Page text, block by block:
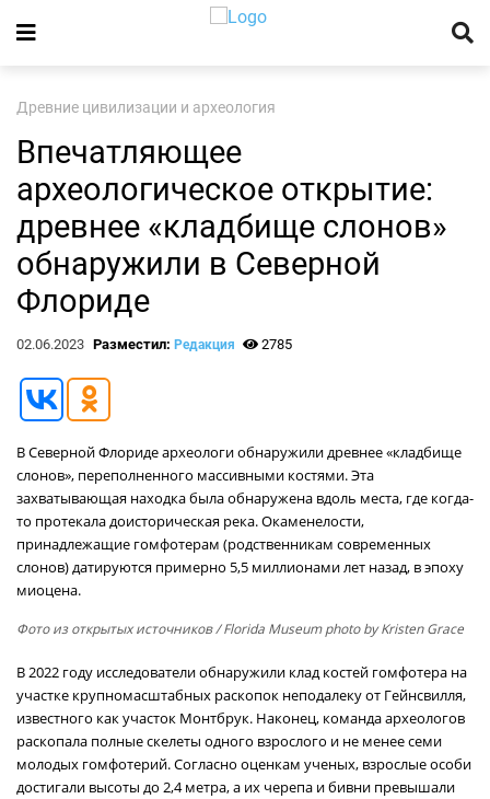
Древние цивилизации и археология
Впечатляющее
археологическое открытие:
древнее «кладбище слонов»
обнаружили в Северной
Флориде
02.06.2023 Разместил: Редакция 2785
В Северной Флориде археологи обнаружили древнее «кладбище
слонов», переполненного массивными костями. Эта
захватывающая находка была обнаружена вдоль места, где когда-
то протекала доисторическая река. Окаменелости,
принадлежащие гомфотерам (родственникам современных
слонов) датируются примерно 5,5 миллионами лет назад, в эпоху
миоцена.
Фото из открытых источников/ Florida Museum photo by Kristen Grace
В 2022 году исследователи обнаружили клад костей гомфотера на
участке крупномасштабных раскопок неподалеку от Гейнсвилля,
известного как участок Монтбрук. Наконец, команда археологов
раскопала полные скелеты одного взрослого и не менее семи
молодых гомфотерий. Согласно оценкам ученых, взрослые особи
достигали высоты до 2,4 метра, а их черепа и бивни превышали